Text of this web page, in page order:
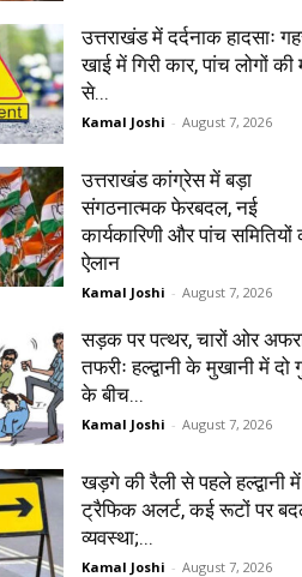
उत्तराखंड में दर्दनाक हादसाः
खाई में गिरी कार, पांच लोगों की
से...
Kamal Joshi - August 7, 2026
उत्तराखंड कांग्रेस में बड़ा
संगठनात्मक फेरबदल, नई
कार्यकारिणी और पांच समितियों
ऐलान
Kamal Joshi - August 7, 2026
सड़क पर पत्थर, चारों ओर
तफरीः हल्द्वानी के मुखानी में दो
के बीच...
Kamal Joshi - August 7, 2026
खड़गे की रैली से पहले हल्द्वानी में
ट्रैफिक अलर्ट, कई रूटों पर
व्यवस्था;...
Kamal Joshi - August 7, 2026